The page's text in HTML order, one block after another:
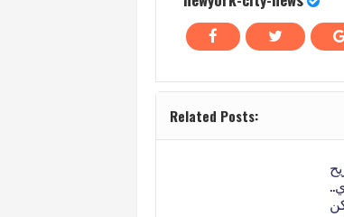
Related Posts: